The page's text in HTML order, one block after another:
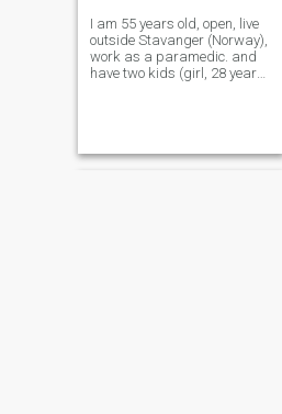
I am 55 years old, open, live
outside Stavanger (Norway),
work as a paramedic. and
have two kids (girl, 28 years)